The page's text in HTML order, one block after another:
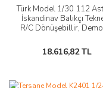
Türk Model 1/30 112
İskandinav Balıkçı
R/C Dönüşebillir,
18.616,82 TL